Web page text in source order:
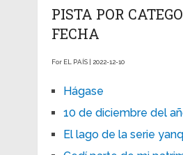
PISTA POR
FECHA
For EL PAÍS | 2022-12-10
Hágase
10 de diciembre del
El lago de la serie